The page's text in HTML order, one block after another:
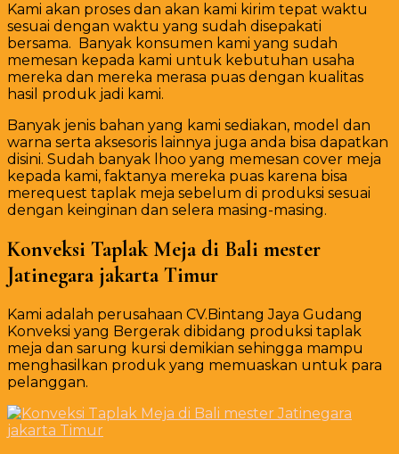
Kami akan proses dan akan kami kirim tepat waktu
sesuai dengan waktu yang sudah disepakati
bersama. Banyak konsumen kami yang sudah
memesan kepada kami untuk kebutuhan usaha
mereka dan mereka merasa puas dengan kualitas
hasil produk jadi kami.
Banyak jenis bahan yang kami sediakan, model dan
warna serta aksesoris lainnya juga anda bisa dapatkan
disini. Sudah banyak lhoo yang memesan cover meja
kepada kami, faktanya mereka puas karena bisa
merequest taplak meja sebelum di produksi sesuai
dengan keinginan dan selera masing-masing.
Konveksi Taplak Meja di Bali mester
Jatinegara jakarta Timur
Kami adalah perusahaan CV.Bintang Jaya Gudang
Konveksi yang Bergerak dibidang produksi taplak
meja dan sarung kursi demikian sehingga mampu
menghasilkan produk yang memuaskan untuk para
pelanggan.